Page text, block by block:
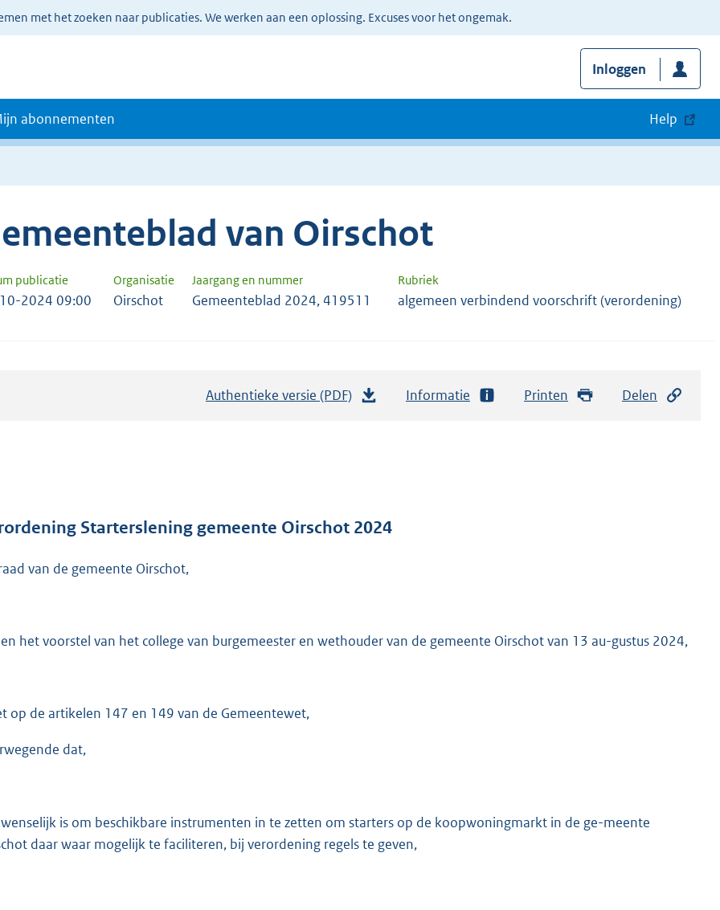
met het zoeken naar publicaties. We werken aan een oplossing. Excuses voor het ongemak.
Inloggen
abonnementen Help
van Oirschot
publicatie Organisatie Jaargang en nummer Rubriek
2024 09:00 Oirschot Gemeenteblad 2024, 419511 algemeen verbindend voorschrift (verordening)
Authentieke versie (PDF)
d
b
Informatie Printen Delen
Starterslening gemeente Oirschot 2024
van de gemeente Oirschot,
het voorstel van het college van burgemeester en wethouder van de gemeente Oirschot van 13 au-gustus 2024,
op de artikelen 147 en 149 van de Gemeentewet,
dat,
is om beschikbare instrumenten in te zetten om starters op de koopwoningmarkt in de ge-meente
daar waar mogelijk te faciliteren, bij verordening regels te geven,